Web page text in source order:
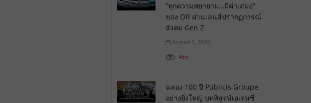
“ทุกความพยายาม…มีค่าเสมอ”
ของ OR ผ่านเลนส์ปรากฏการณ์
สังคม Gen Z
August 5, 2026
455
ฉลอง 100 ปี Publicis Groupe
อย่างยิ่งใหญ่ บทพิสูจน์เอเจนซี่